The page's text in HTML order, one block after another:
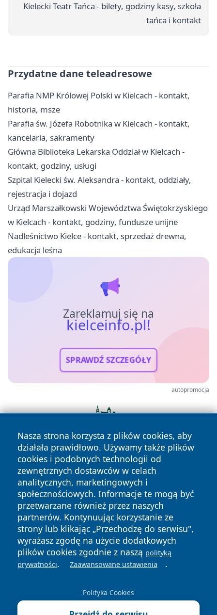
Kielecki Teatr Tańca - bilety, godziny kasy, szkoła
tańca i kontakt
Przydatne dane teleadresowe
Parafia NMP Królowej Polski w Kielcach - kontakt,
historia, msze
Parafia św. Józefa Robotnika w Kielcach - kontakt,
kancelaria, sakramenty
Główna Biblioteka Lekarska Oddział w Kielcach -
kontakt, godziny, usługi
Szpital Kielecki św. Aleksandra - kontakt, oddziały,
rejestracja i dojazd
Urząd Marszałkowski Województwa Świętokrzyskiego
w Kielcach - kontakt, godziny, fundusze unijne
Nadleśnictwo Kielce - kontakt, sprzedaż drewna,
edukacja leśna
Zareklamuj się na
kielceinfo.pl!
SPRAWDŹ SZCZEGÓŁY
autopromocja
Nasza strona korzysta z plików cookies, aby
działała prawidłowo. Używamy także plików
cookies i podobnych technologii od
zewnętrznych dostawców w celach
analitycznych, marketingowych i
społecznościowych. Informacje te mogą być
przetwarzane również przez naszych
partnerów. Kontynuując korzystanie ze
strony lub klikając „Przechodzę do serwisu",
wyrażasz zgodę na użycie dodatkowych
plików cookies zgodnie z naszą polityką
prywatności. Zaawansowane ustawienia .
Polityka Cookies
Copyright © 2026 kielceinfo.pl Wszystkie prawa zastrzeżone.
News Autorzy
Polityka
Prywatności
Polityka
Cookies